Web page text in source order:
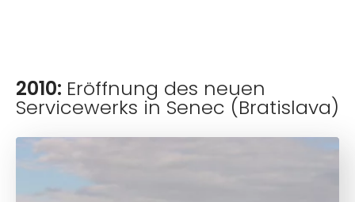
2010: Eröffnung des neuen
Servicewerks in Senec (Bratislava)